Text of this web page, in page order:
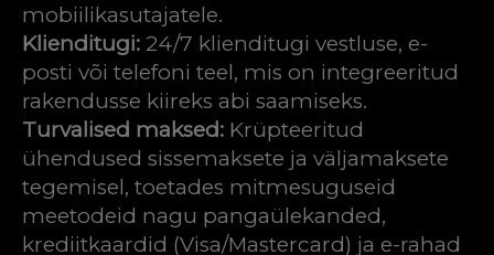
mobiilikasutajatele.
Klienditugi: 24/7 klienditugi vestluse, e-
posti või telefoni teel, mis on integreeritud
rakendusse kiireks abi saamiseks.
Turvalised maksed: Krüpteeritud
ühendused sissemaksete ja väljamaksete
tegemisel, toetades mitmesuguseid
meetodeid nagu pangaülekanded,
krediitkaardid (Visa/Mastercard) ja e-rahad